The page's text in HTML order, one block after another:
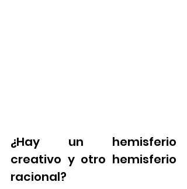
¿Hay un hemisferio
creativo y otro hemisferio
racional?